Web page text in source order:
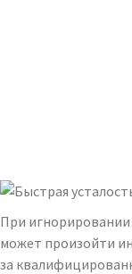
При
может произойти
за